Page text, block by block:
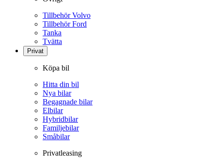
Tillbehör Volvo
Tillbehör Ford
Tanka
Tvätta
Privat
Köpa bil
Hitta din bil
Nya bilar
Begagnade bilar
Elbilar
Hybridbilar
Familjebilar
Småbilar
Privatleasing